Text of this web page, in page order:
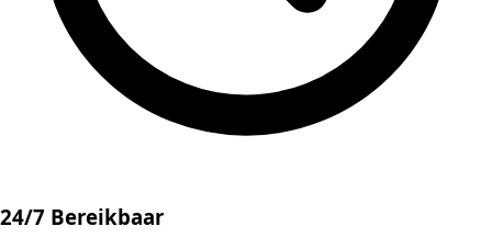
24/7 Bereikbaar